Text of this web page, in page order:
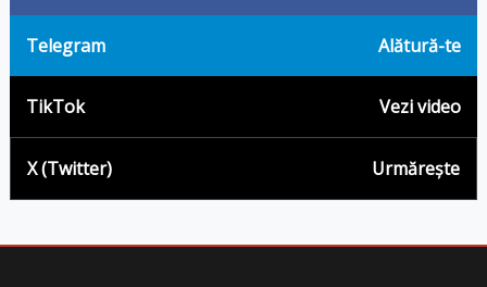
Telegram Alătură-te
TikTok Vezi video
X (Twitter) Urmărește